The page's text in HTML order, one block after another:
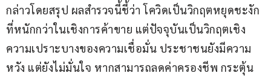
กล่าวโดยสรุป ผลสำรวจนี้ชี้ว่า โควิดเป็นวิกฤตหยุดชะงัก
ที่หนักกว่าในเชิงการค้าขาย แต่ปัจจุบันเป็นวิกฤตเชิง
ความเปราะบางของความเชื่อมั่น ประชาชนยังมีความ
หวัง แต่ยังไม่มั่นใจ หากสามารถลดค่าครองชีพ กระตุ้น